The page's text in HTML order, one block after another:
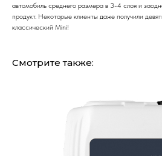
автомобиль среднего размера в 3-4 слоя и
продукт. Некоторые клиенты даже получили
классический Mini!
Смотрите также: